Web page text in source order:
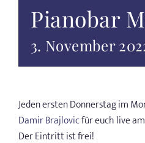
Pianobar
3. November
Jeden ersten Donnerstag im
Damir Brajlovicfür euch live
Der Eintritt ist frei!